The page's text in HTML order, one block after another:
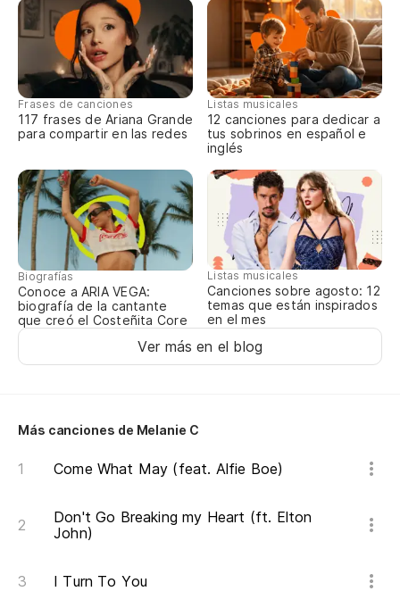
Frases de canciones
117 frases de Ariana Grande
para compartir en las redes
Listas musicales
12 canciones para dedicar a
tus sobrinos en español e
inglés
Biografías
Conoce a ARIA VEGA:
biografía de la cantante
que creó el Costeñita Core
Listas musicales
Canciones sobre agosto: 12
temas que están inspirados
en el mes
Ver más en el blog
Más canciones de Melanie C
Come What May (feat. Alfie Boe)
Don't Go Breaking my Heart (ft. Elton
John)
I Turn To You